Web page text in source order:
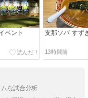
ベント 支那ソバ すず
13時間前
な試合分析